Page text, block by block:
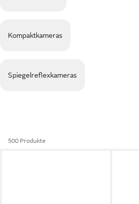
Kompaktkameras
Spiegelreflexkameras
500 Produkte